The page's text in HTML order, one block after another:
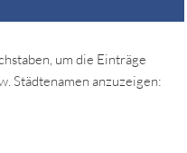
um die Einträge
Städtenamen anzuzeigen: